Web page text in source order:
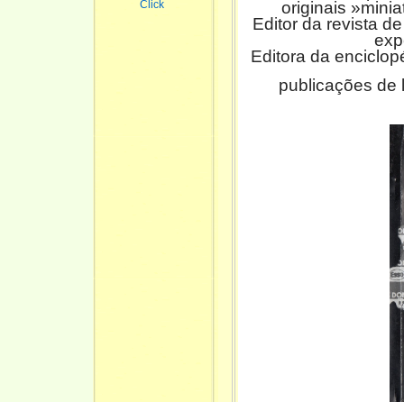
Click
originais
Editor da revista
Editora da
publicações de